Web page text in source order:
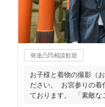
発達凸凹相談歓迎
お子様と着物の撮影（
ださい。 お宮参りの着
ております。 「素敵な